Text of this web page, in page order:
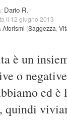
Dario R.
il 12 giugno 2013
Aforismi (Saggezza
è un
o
ed
quindi